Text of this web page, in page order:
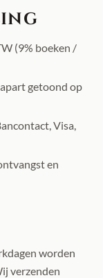
(9% boeken /
getoond op
Visa,
en
worden
verzenden